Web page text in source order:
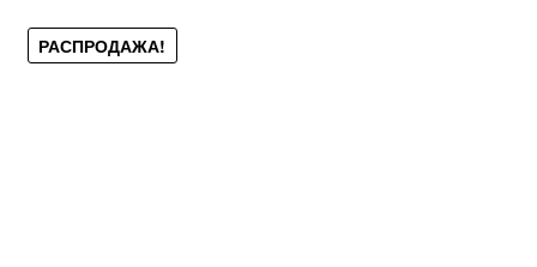
Отзывы
РАСПРОДАЖА!